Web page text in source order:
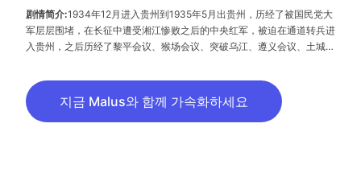
剧情简介:1934年12月进入贵州到1935年5月出贵州，历经了被国民党大
军层层围堵，在长征中遭受湘江惨败之后的中央红军，被迫在通道转兵进
入贵州，之后历经了黎平会议、猴场会议、突破乌江、遵义会议、土城战
北渡金沙、会理会议等历程，千难万险，艰苦卓绝，在毛泽东的正确领导
下中央红军摆脱了敌军的追堵拦截，粉碎了蒋介石围歼红军的计划。
지금 Malus와 함께 가속화하세요